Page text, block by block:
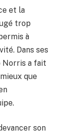
et la
trop
à
Dans ses
Norris a fait
que
son